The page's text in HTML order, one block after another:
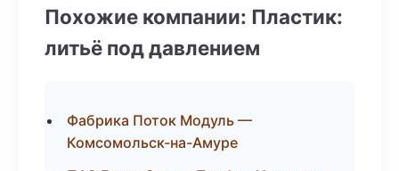
Похожие компании: Пластик:
литьё под давлением
Фабрика Поток Модуль —
Комсомольск-на-Амуре